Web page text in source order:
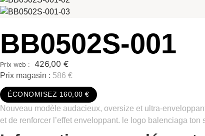
BB0502S-001
426,00 €
Prix magasin : 586 €
ÉCONOMISEZ 160,00 €
Nouveau modèle audacieux, oversize et ultra-
et de renforcer l’effet enveloppant. le logo balenciaga